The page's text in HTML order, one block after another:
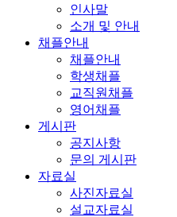
인사말
소개 및 안내
채플안내
채플안내
학생채플
교직원채플
영어채플
게시판
공지사항
문의 게시판
자료실
사진자료실
설교자료실